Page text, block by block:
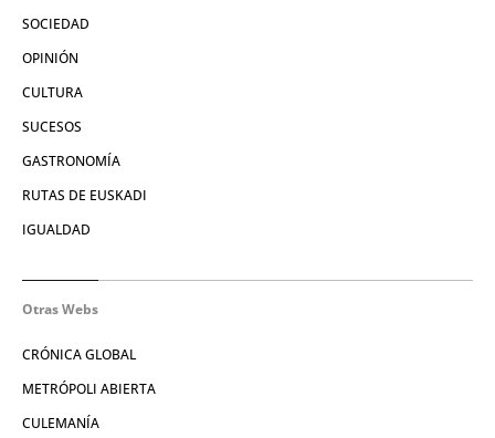
SOCIEDAD
OPINIÓN
CULTURA
SUCESOS
GASTRONOMÍA
RUTAS DE EUSKADI
IGUALDAD
Otras Webs
CRÓNICA GLOBAL
METRÓPOLI ABIERTA
CULEMANÍA